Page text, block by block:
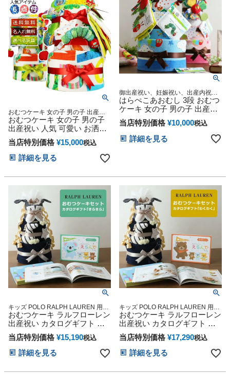
おむつケーキ 女の子 男の子 出産祝
い 人気 可愛い お洒落 流行 豪華
おむつケーキ 女の子 男の子
出産祝い 人気 可愛い お洒落
流行 豪華 ERIC CARLE エ
リックカール はらぺこあおむ
し オムツケーキ DX 3段 イン
スタ
当店特別価格 ¥15,000税込
詳細を見る
御出産祝い、妊娠祝い、出産内祝
い、御祝いギフトに人気、ERIC
CARLE エリックカール キャラクタ
ー ベビーグッズ 人気 可愛い 豪華 プ
レゼント
はらぺこあおむし 3段 おむつ
ケーキ 女の子 男の子 出産祝
い 思い出 赤ちゃん 子供 出産
マタニティ フォト パパ ママ
ベイビー お父さん お母さん
クリスマス ハロウィン バレ
子
当店特別価格 ¥10,000税込
詳細を見る
キッズ POLO RALPH LAUREN 用品
マタニティ 豪華 赤ちゃん 専門
おむつケーキ ラルフローレン
出産祝い カタログギフト 今
治 タオル 男の子 女の子 オー
ガニック コットン ベビー ソ
ックス ギフトセット POLO
RALPH LAUREN Erande えら
当店特別価格 ¥15,190税込
詳細を見る
キッズ POLO RALPH LAUREN 用品
マタニティ 豪華 赤ちゃん 専門
おむつケーキ ラルフローレン
出産祝い カタログギフト 今
治タオル 男の子 女の子 オー
ガニック コットン ベビーソ
ックス ギフトセット POLO
RALPH LAUREN Erande えら
当店特別価格 ¥17,290税込
詳細を見る